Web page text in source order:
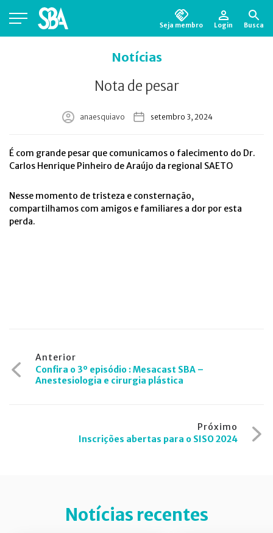
Seja membro Login Busca
Notícias
Nota de pesar
anaesquiavo setembro 3, 2024
É com grande pesar que comunicamos o falecimento do Dr.
Carlos Henrique Pinheiro de Araújo da regional SAETO
Nesse momento de tristeza e consternação,
compartilhamos com amigos e familiares a dor por esta
perda.
Navegação
de
Anterior
Confira o 3º episódio : Mesacast SBA –
Anestesiologia e cirurgia plástica
Próximo
Inscrições abertas para o SISO 2024
Notícias recentes